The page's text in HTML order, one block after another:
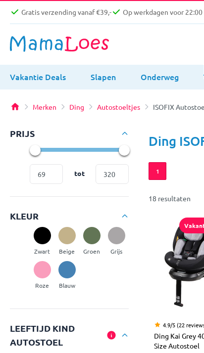
Gratis verzending vanaf €39,- Op werkdagen voor
Vakantie Deals Slapen Onderweg
Merken Ding Autostoeltjes ISOFIX
PRIJS
tot
KLEUR
Zwart Beige Groen Grijs
Roze Blauw
LEEFTIJD KIND
AUTOSTOEL
Ding
1
18 resultaten
4.9/5 (22
Ding Kai Grey
Size Autostoel